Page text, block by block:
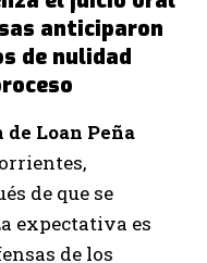
anticiparon
de nulidad
Loan Peña
de que se
expectativa es
de los